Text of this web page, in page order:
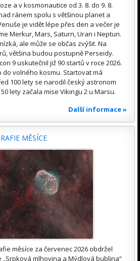
a v kosmonautice od 3. 8. do 9. 8.
ránem spolu s většinou planet a
je vidět lépe přes den a večer je
Merkur, Mars, Saturn, Uran i Neptun.
ale může se občas zvýšit. Na
většina budou postupně Perseidy.
9 uskutečnil již 90 startů v roce 2026.
do volného kosmu. Startovat má
100 lety se narodil český astronom
lety začala mise Vikingu 2 u Marsu.
Další informace »
MĚSÍCE
měsíce za červenec 2026 obdržel
„Srpková mlhovina a Mýdlová bublina“